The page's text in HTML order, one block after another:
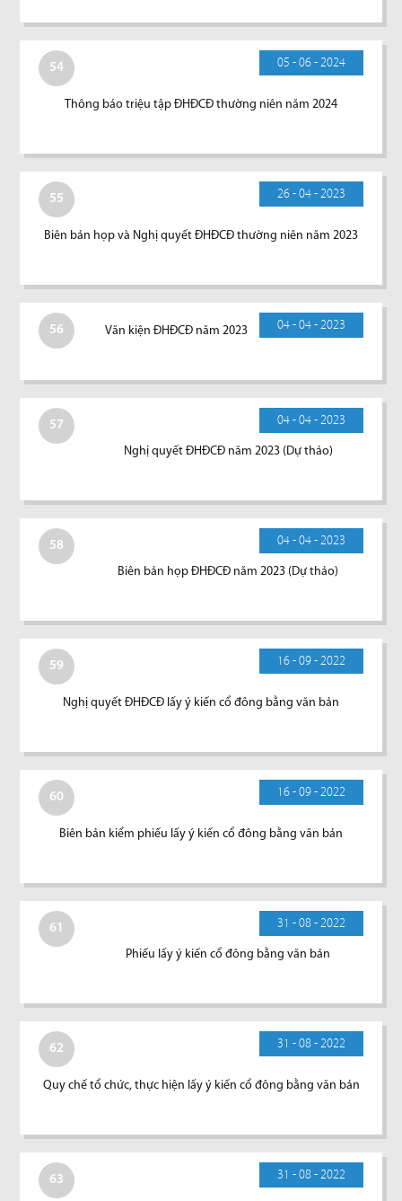
54 05 - 06 - 2024
Thông báo triệu tập ĐHĐCĐ thường niên năm 2024
55 26 - 04 - 2023
Biên bản họp và Nghị quyết ĐHĐCĐ thường niên năm 2023
56 04 - 04 - 2023
Văn kiện ĐHĐCĐ năm 2023
57 04 - 04 - 2023
Nghị quyết ĐHĐCĐ năm 2023 (Dự thảo)
58 04 - 04 - 2023
Biên bản họp ĐHĐCĐ năm 2023 (Dự thảo)
59 16 - 09 - 2022
Nghị quyết ĐHĐCĐ lấy ý kiến cổ đông bằng văn bản
60 16 - 09 - 2022
Biên bản kiểm phiếu lấy ý kiến cổ đông bằng văn bản
61 31 - 08 - 2022
Phiếu lấy ý kiến cổ đông bằng văn bản
62 31 - 08 - 2022
Quy chế tổ chức, thực hiện lấy ý kiến cổ đông bằng văn bản
63 31 - 08 - 2022